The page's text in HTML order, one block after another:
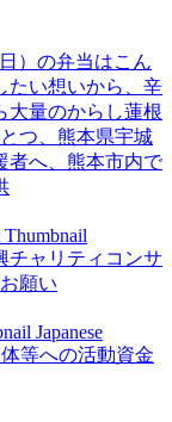
つ、熊本県宇城
者へ、熊本市内で
チャリティコンサ
願い
等への活動資金